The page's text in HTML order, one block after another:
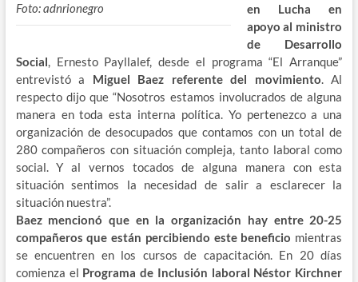
Foto: adnrionegro
en Lucha en
apoyo al ministro
de Desarrollo
Social, Ernesto Payllalef, desde el programa “El Arranque”
entrevistó a Miguel Baez referente del movimiento. Al
respecto dijo que “Nosotros estamos involucrados de alguna
manera en toda esta interna política. Yo pertenezco a una
organización de desocupados que contamos con un total de
280 compañeros con situación compleja, tanto laboral como
social. Y al vernos tocados de alguna manera con esta
situación sentimos la necesidad de salir a esclarecer la
situación nuestra”.
Baez mencionó que en la organización hay entre 20-25
compañeros que están percibiendo este beneficio mientras
se encuentren en los cursos de capacitación. En 20 días
comienza el Programa de Inclusión laboral Néstor Kirchner